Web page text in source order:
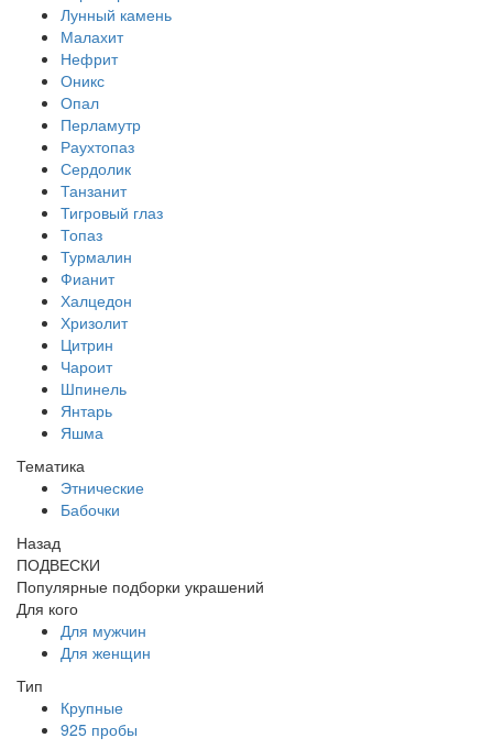
Лунный камень
Малахит
Нефрит
Оникс
Опал
Перламутр
Раухтопаз
Сердолик
Танзанит
Тигровый глаз
Топаз
Турмалин
Фианит
Халцедон
Хризолит
Цитрин
Чароит
Шпинель
Янтарь
Яшма
Тематика
Этнические
Бабочки
Назад
ПОДВЕСКИ
Популярные подборки украшений
Для кого
Для мужчин
Для женщин
Тип
Крупные
925 пробы